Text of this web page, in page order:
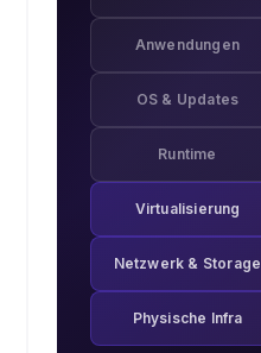
Anwendungen
OS & Updates
Runtime
Virtualisierung
Netzwerk & Storage
Physische Infra